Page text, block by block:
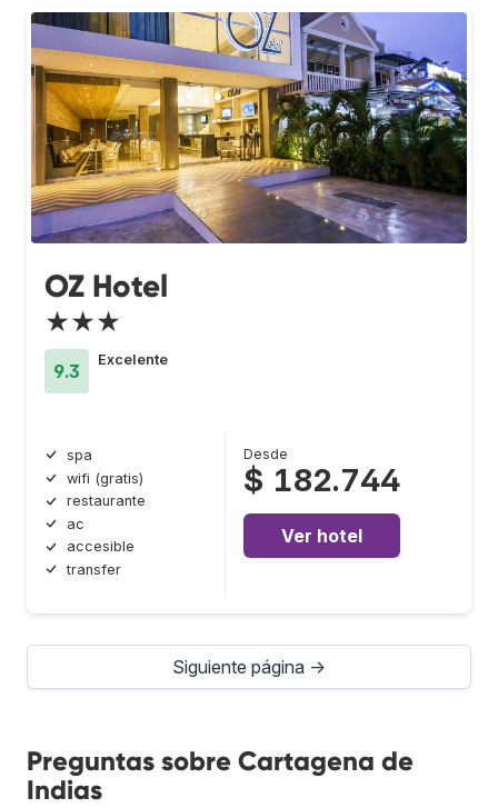
OZ Hotel
★★★
9.3
Excelente
spa
wifi (gratis)
restaurante
ac
accesible
transfer
Desde
$ 182.744
Ver hotel
Siguiente página →
Preguntas sobre Cartagena de
Indias